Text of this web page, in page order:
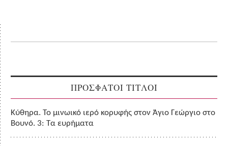
ΠΡΟΣΦΑΤΟΙ ΤΙΤΛΟΙ
Κύθηρα. Το μινωικό ιερό κορυφής στον Άγιο Γεώργιο στο
Βουνό. 3: Τα ευρήματα